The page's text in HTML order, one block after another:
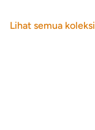
Lihat semua koleksi